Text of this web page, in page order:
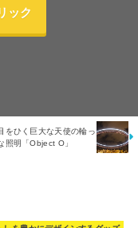
ック
をひく巨大な天使の輪っ
照明「Object O」